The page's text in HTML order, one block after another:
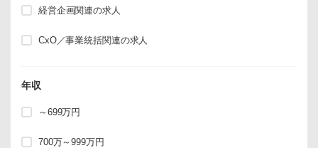
経営企画関連の求人
CxO／事業統括関連の求人
年収
～699万円
700万～999万円